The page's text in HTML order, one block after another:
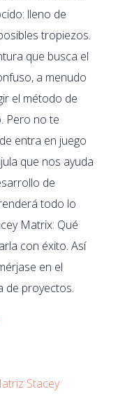
lleno de
tropiezos.
que busca el
a menudo
el método de
Pero no te
entra en juego
que nos ayuda
de
todo lo
Matrix: Qué
con éxito. Así
en el
de proyectos.
Stacey